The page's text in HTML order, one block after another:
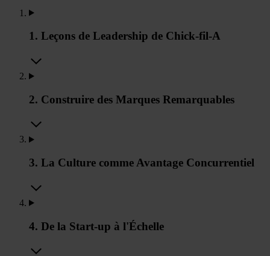
1. Leçons de Leadership de Chick-fil-A
2. Construire des Marques Remarquables
3. La Culture comme Avantage Concurrentiel
4. De la Start-up à l'Échelle